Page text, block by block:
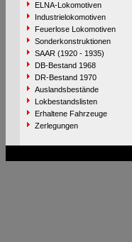
ELNA-Lokomotiven
Industrielokomotiven
Feuerlose Lokomotiven
Sonderkonstruktionen
SAAR (1920 - 1935)
DB-Bestand 1968
DR-Bestand 1970
Auslandsbestände
Lokbestandslisten
Erhaltene Fahrzeuge
Zerlegungen